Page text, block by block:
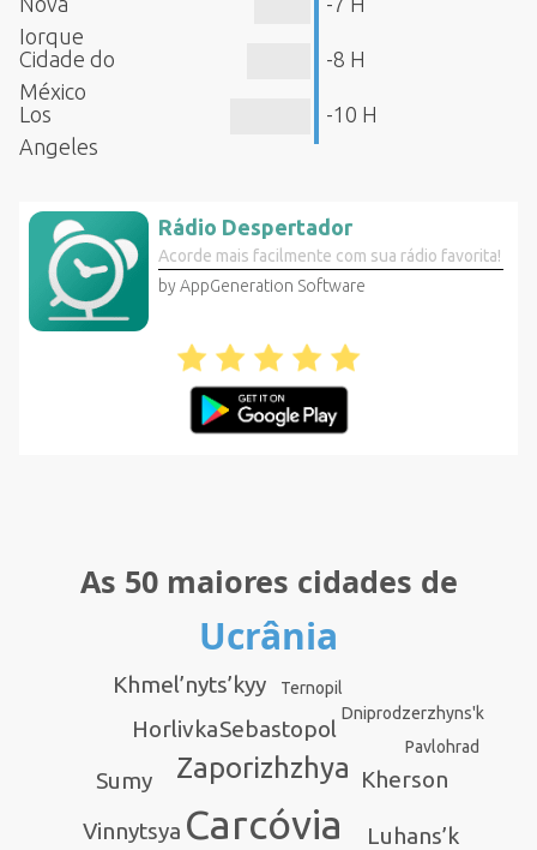
Iorque
Cidade do
México
-8 H
Los
Angeles
-10 H
Rádio Despertador
Acorde mais facilmente com sua rádio favorita!
by AppGeneration Software
As 50 maiores cidades de
Ucrânia
Carcóvia
Zaporizhzhya
Luhans’k
Sebastopol
Vinnytsya
Sumy Kherson
Horlivka
Khmel’nyts’kyy
Dniprodzerzhyns'k
Ternopil
Pavlohrad